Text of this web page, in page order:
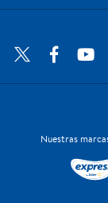
Nuestras